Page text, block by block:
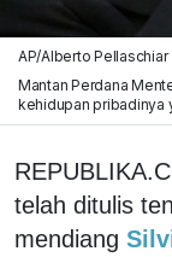
AP/Alberto Pellaschiar
Mantan Perdana
kehidupan pribadinya
telah ditulis
mendiang